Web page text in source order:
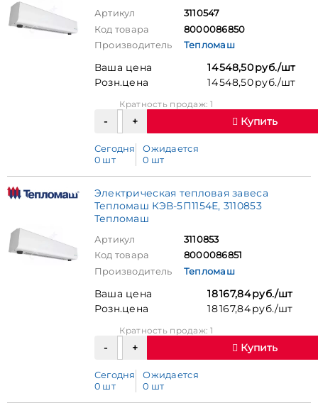
Артикул
3110547
Код товара
8000086850
Производитель
Тепломаш
Ваша цена
14 548,50 руб./шт
Розн.цена
14 548,50 руб./шт
Кратность продаж: 1
Купить
Сегодня
0 шт
Ожидается
0 шт
Электрическая тепловая завеса
Тепломаш КЭВ-5П1154Е, 3110853
Тепломаш
Артикул
3110853
Код товара
8000086851
Производитель
Тепломаш
Ваша цена
18 167,84 руб./шт
Розн.цена
18 167,84 руб./шт
Кратность продаж: 1
Купить
Сегодня
0 шт
Ожидается
0 шт